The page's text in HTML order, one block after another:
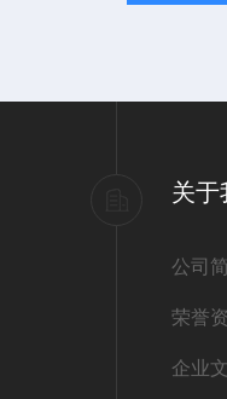
关于
公司
荣誉
企业